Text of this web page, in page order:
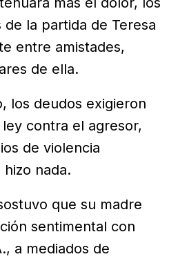
la partida de Teresa
entre amistades,
de ella.
los deudos exigieron
contra el agresor,
de violencia
nada.
que su madre
sentimental con
a mediados de